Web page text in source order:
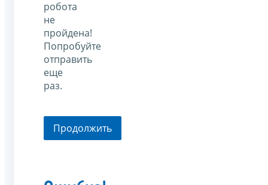
робота
не
пройдена!
Попробуйте
отправить
еще
раз.
Продолжить